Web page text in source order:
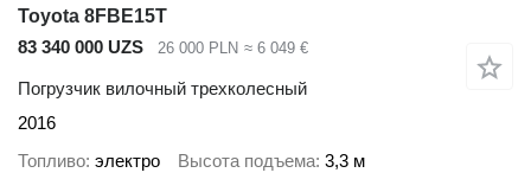
Toyota 8FBE15T
83 340 000 UZS
26 000 PLN ≈ 6 049 €
Погрузчик вилочный трехколесный
2016
Топливо электро Высота подъема 3,3 м